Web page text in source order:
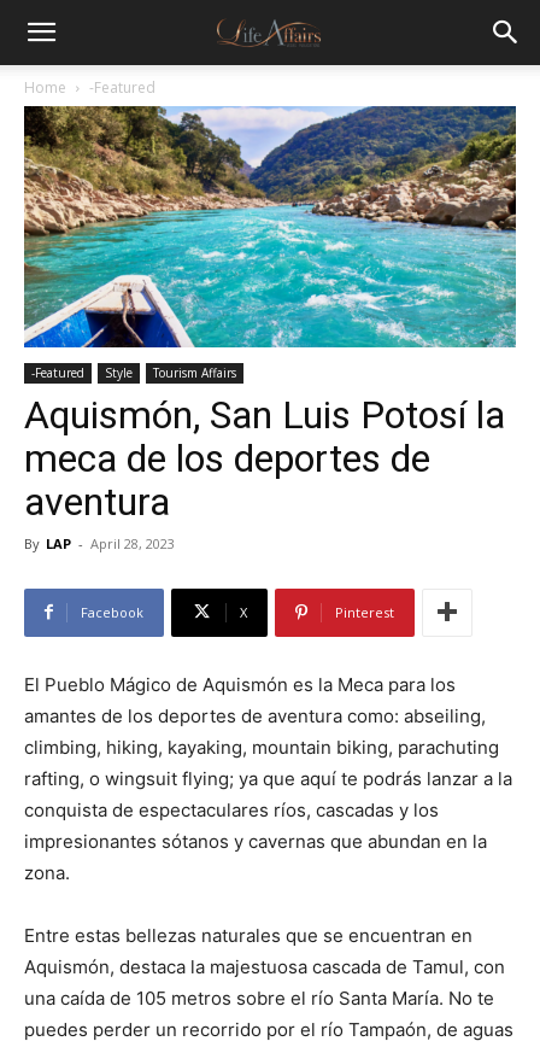
Home -Featured
-Featured Style Tourism Affairs
Aquismón, San Luis Potosí la
meca de los deportes de
aventura
By LAP - April 28, 2023
Facebook X Pinterest
El Pueblo Mágico de Aquismón es la Meca para los
amantes de los deportes de aventura como: abseiling,
climbing, hiking, kayaking, mountain biking, parachuting
rafting, o wingsuit flying; ya que aquí te podrás lanzar a la
conquista de espectaculares ríos, cascadas y los
impresionantes sótanos y cavernas que abundan en la
zona.
Entre estas bellezas naturales que se encuentran en
Aquismón, destaca la majestuosa cascada de Tamul, con
una caída de 105 metros sobre el río Santa María. No te
puedes perder un recorrido por el río Tampaón, de aguas